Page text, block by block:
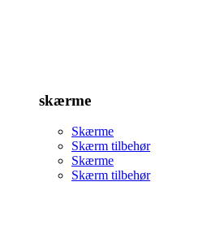
skærme
Skærme
Skærm tilbehør
Skærme
Skærm tilbehør